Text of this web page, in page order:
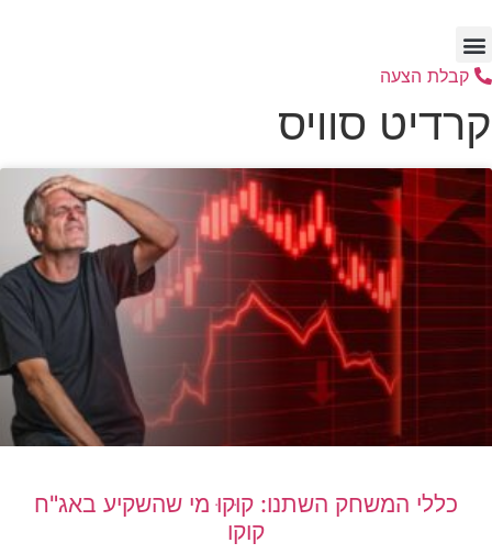
לתוכן
קבלת הצעה
קרדיט סוויס
כללי המשחק השתנו: קוּקוּ מי שהשקיע באג"ח
קוקו